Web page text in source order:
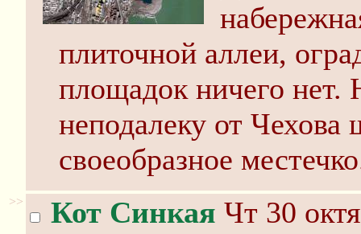
плиточной аллеи,
площадок ничего нет.
неподалеку от Чехова
своеобразное
>> Кот Синкая Чт 30